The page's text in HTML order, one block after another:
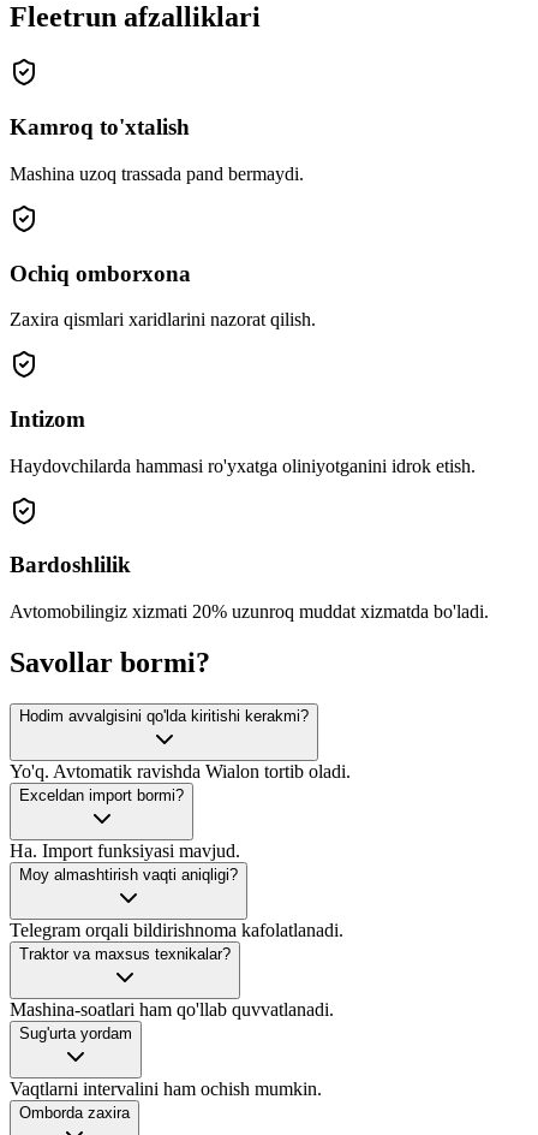
Fleetrun afzalliklari
Kamroq to'xtalish
Mashina uzoq trassada pand bermaydi.
Ochiq omborxona
Zaxira qismlari xaridlarini nazorat qilish.
Intizom
Haydovchilarda hammasi ro'yxatga oliniyotganini idrok etish.
Bardoshlilik
Avtomobilingiz xizmati 20% uzunroq muddat xizmatda bo'ladi.
Savollar bormi?
Hodim avvalgisini qo'lda kiritishi kerakmi?
Yo'q. Avtomatik ravishda Wialon tortib oladi.
Exceldan import bormi?
Ha. Import funksiyasi mavjud.
Moy almashtirish vaqti aniqligi?
Telegram orqali bildirishnoma kafolatlanadi.
Traktor va maxsus texnikalar?
Mashina-soatlari ham qo'llab quvvatlanadi.
Sug'urta yordam
Vaqtlarni intervalini ham ochish mumkin.
Omborda zaxira